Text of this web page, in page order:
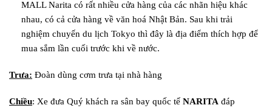
MALL Narita có rất nhiều cửa hàng của các nhãn hiệu khác
nhau, có cả cửa hàng về văn hoá Nhật Bản. Sau khi trải
nghiệm chuyến du lịch Tokyo thì đây là địa điểm thích hợp để
mua sắm lần cuối trước khi về nước.
Trưa: Đoàn dùng cơm trưa tại nhà hàng
Chiều: Xe đưa Quý khách ra sân bay quốc tế NARITA đáp